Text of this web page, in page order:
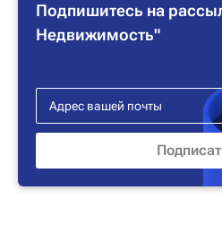
Подпишитесь на
Недвижимость"